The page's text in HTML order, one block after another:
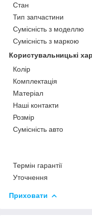
Стан
Тип запчастини
Сумісність з моделлю
Сумісність з маркою
Користувальницькі
Колір
Комплектація
Матеріал
Наші контакти
Розмір
Сумісність авто
Термін гарантії
Уточнення
Приховати